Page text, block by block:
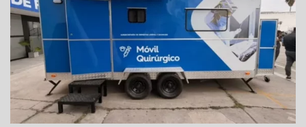
Los turnos se entregarán previamente vía Whatsapp
comunicándose al: 3872102659 y 3874861402